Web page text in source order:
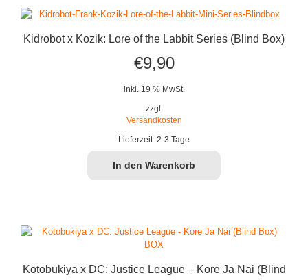
Kidrobot x Kozik: Lore of the Labbit Series (Blind Box)
€9,90
inkl. 19 % MwSt.
zzgl.
Versandkosten
Lieferzeit: 2-3 Tage
In den Warenkorb
Kotobukiya x DC: Justice League – Kore Ja Nai (Blind